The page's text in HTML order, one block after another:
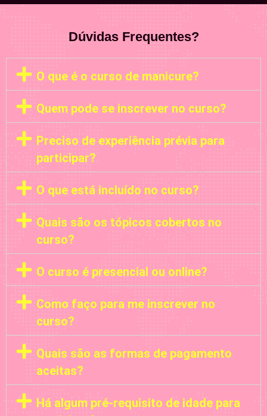
Dúvidas Frequentes?
O que é o curso de manicure?
Quem pode se inscrever no curso?
Preciso de experiência prévia para
participar?
O que está incluído no curso?
Quais são os tópicos cobertos no
curso?
O curso é presencial ou online?
Como faço para me inscrever no
curso?
Quais são as formas de pagamento
aceitas?
Há algum pré-requisito de idade para